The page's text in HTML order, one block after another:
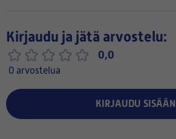
Kirjaudu ja jätä arvostelu:
0,0
0 arvostelua
KIRJAUDU SISÄÄN